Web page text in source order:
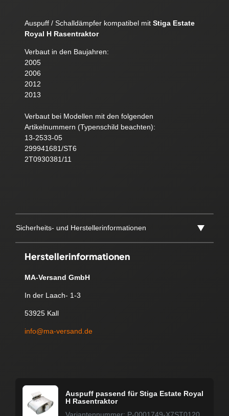
Auspuff / Schalldämpfer kompatibel mit Stiga Estate
Royal H Rasentraktor
Verbaut in den Baujahren:
2005
2006
2012
2013
Verbaut bei Modellen mit den folgenden
Artikelnummern (Typenschild beachten):
13-2533-05
299941681/ST6
2T0930381/11
Sicherheits- und Herstellerinformationen
Herstellerinformationen
MA-Versand GmbH
In der Laach- 1-3
53925 Kall
info@ma-versand.de
Auspuff passend für Stiga Estate Royal
H Rasentraktor